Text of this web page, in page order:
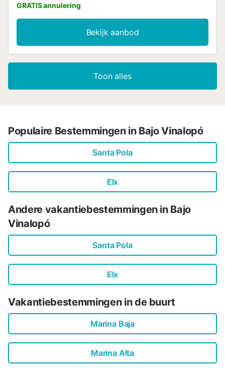
GRATIS annulering
Bekijk aanbod
Toon alles
Populaire Bestemmingen in Bajo Vinalopó
Santa Pola
Elx
Andere vakantiebestemmingen in Bajo
Vinalopó
Santa Pola
Elx
Vakantiebestemmingen in de buurt
Marina Baja
Marina Alta